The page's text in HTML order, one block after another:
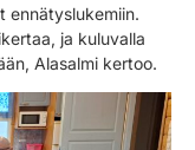
ennätyslukemiin.
ja kuluvalla
Alasalmi kertoo.